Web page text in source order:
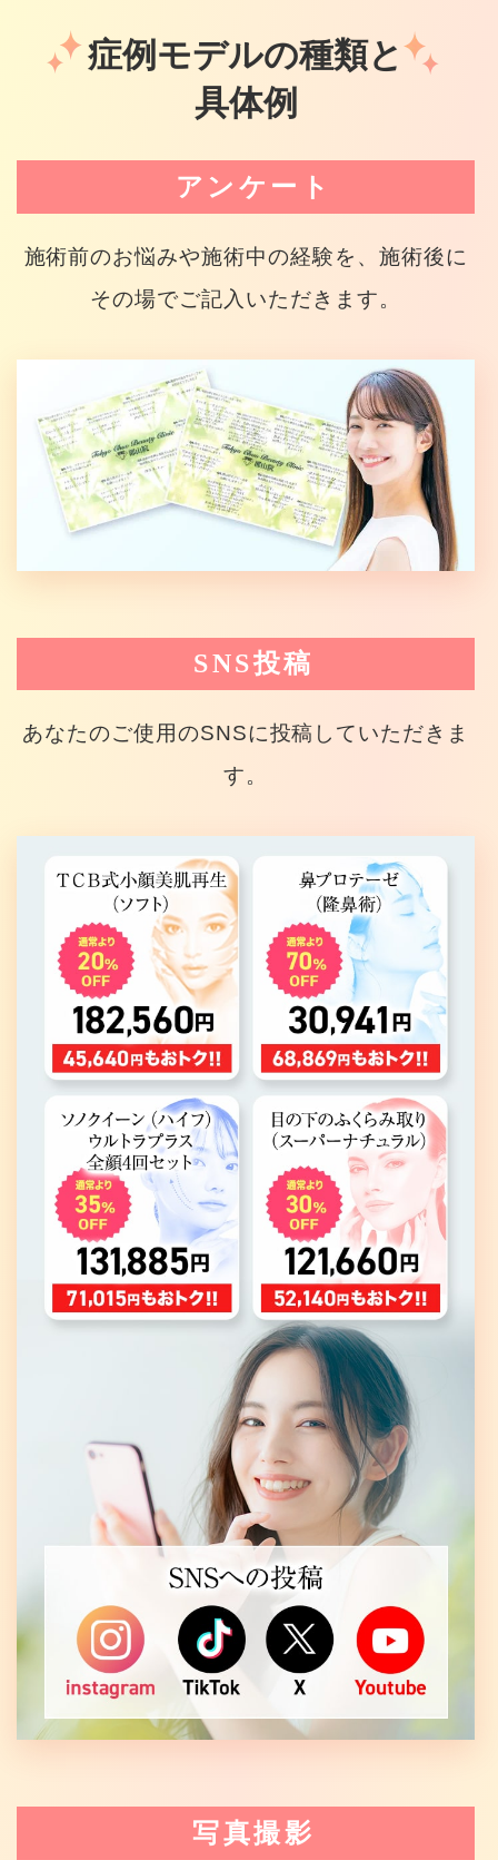
症例モデルの種類と
具体例
アンケート
施術前のお悩みや施術中の経験を、施術後に
その場でご記入いただきます。
SNS投稿
あなたのご使用のSNSに投稿していただきま
す。
写真撮影